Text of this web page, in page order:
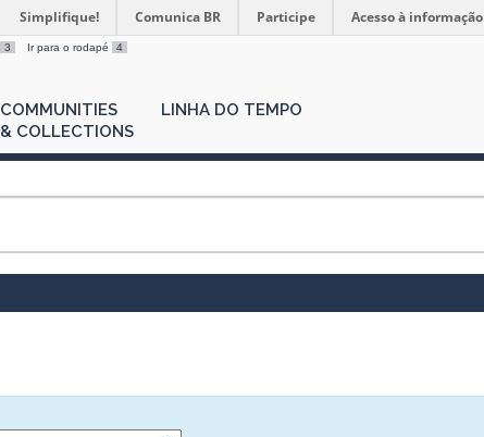
Simplifique! Comunica BR Participe Acesso à informação
3 Ir para o rodapé 4
COMMUNITIES
& COLLECTIONS
LINHA DO TEMPO